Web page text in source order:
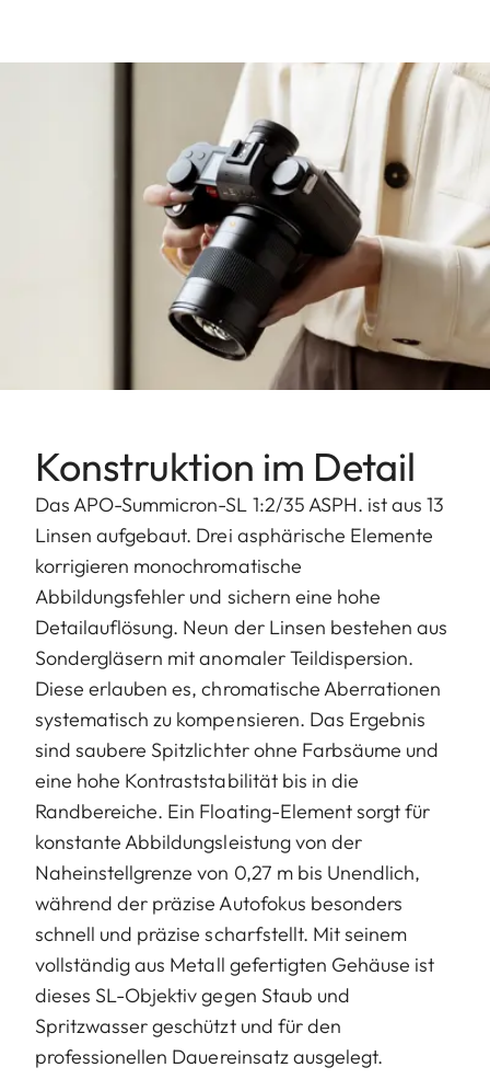
Konstruktion im Detail
Das APO-Summicron-SL 1:2/35 ASPH. ist aus 13
Linsen aufgebaut. Drei asphärische Elemente
korrigieren monochromatische
Abbildungsfehler und sichern eine hohe
Detailauflösung. Neun der Linsen bestehen aus
Sondergläsern mit anomaler Teildispersion.
Diese erlauben es, chromatische Aberrationen
systematisch zu kompensieren. Das Ergebnis
sind saubere Spitzlichter ohne Farbsäume und
eine hohe Kontraststabilität bis in die
Randbereiche. Ein Floating-Element sorgt für
konstante Abbildungsleistung von der
Naheinstellgrenze von 0,27 m bis Unendlich,
während der präzise Autofokus besonders
schnell und präzise scharfstellt. Mit seinem
vollständig aus Metall gefertigten Gehäuse ist
dieses SL-Objektiv gegen Staub und
Spritzwasser geschützt und für den
professionellen Dauereinsatz ausgelegt.